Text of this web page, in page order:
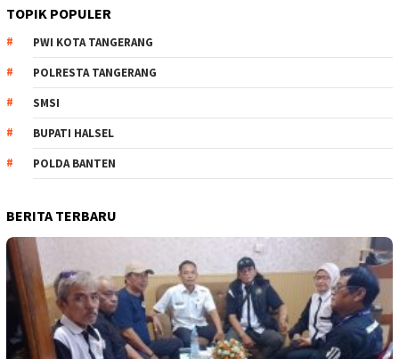
TOPIK POPULER
PWI KOTA TANGERANG
POLRESTA TANGERANG
SMSI
BUPATI HALSEL
POLDA BANTEN
BERITA TERBARU